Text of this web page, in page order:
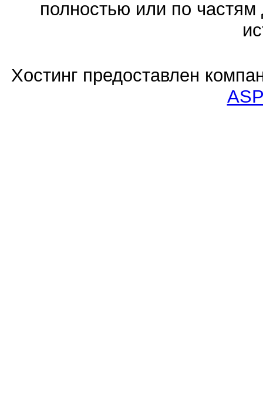
полностью или по частям
Хостинг предоставлен